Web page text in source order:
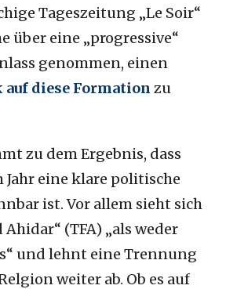
Tageszeitung „Le Soir“
über eine „progressive“
genommen, einen
auf diese Formation zu
zu dem Ergebnis, dass
Jahr eine klare politische
ist. Vor allem sieht sich
Ahidar“ (TFA) „als weder
und lehnt eine Trennung
weiter ab. Ob es auf